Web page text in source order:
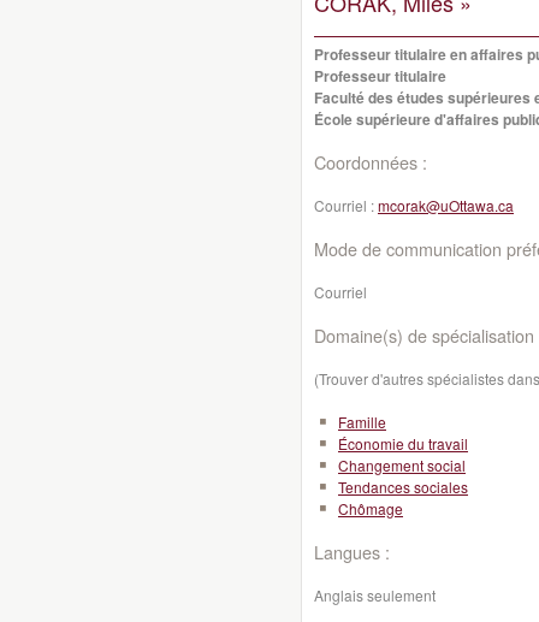
Professeur titulaire en affaires
Professeur titulaire
Faculté des études supérieures
École supérieure d'affaires
Coordonnées :
Courriel :mcorak@uOttawa.ca
Mode de communication
Courriel
Domaine(s) de spécialisation
(Trouver d'autres spécialistes
Famille
Économie du travail
Changement social
Tendances sociales
Chômage
Langues :
Anglais seulement